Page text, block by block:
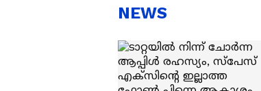
സ്റ്റീഫൻ ദേവസി| Stephen
NEWS